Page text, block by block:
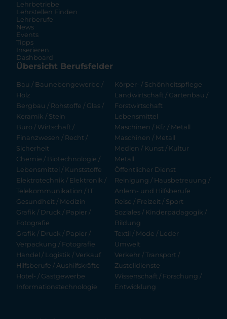
Lehrbetriebe
Lehrstellen Finden
Lehrberufe
News
Events
Tipps
Inserieren
Dashboard
Übersicht Berufsfelder
Bau / Baunebengewerbe /
Holz
Bergbau / Rohstoffe / Glas /
Keramik / Stein
Büro / Wirtschaft /
Finanzwesen / Recht /
Sicherheit
Chemie / Biotechnologie /
Lebensmittel / Kunststoffe
Elektrotechnik / Elektronik /
Telekommunikation / IT
Gesundheit / Medizin
Grafik / Druck / Papier /
Fotografie
Grafik / Druck / Papier /
Verpackung / Fotografie
Handel / Logistik / Verkauf
Hilfsberufe / Aushilfskräfte
Hotel- / Gastgewerbe
Informationstechnologie
Körper- / Schönheitspflege
Landwirtschaft / Gartenbau /
Forstwirtschaft
Lebensmittel
Maschinen / Kfz / Metall
Maschinen / Metall
Medien / Kunst / Kultur
Metall
Öffentlicher Dienst
Reinigung / Hausbetreuung /
Anlern- und Hilfsberufe
Reise / Freizeit / Sport
Soziales / Kinderpädagogik /
Bildung
Textil / Mode / Leder
Umwelt
Verkehr / Transport /
Zustelldienste
Wissenschaft / Forschung /
Entwicklung